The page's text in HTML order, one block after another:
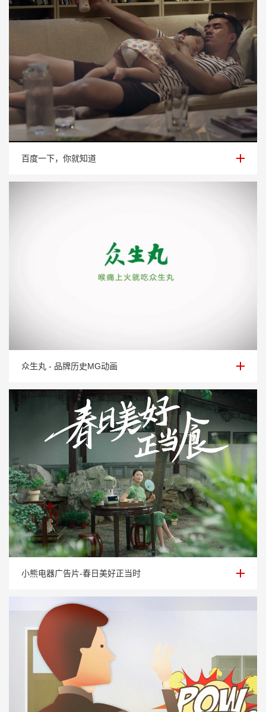
百度一下，你就知道
百度一下，你就知道
众生丸 - 品牌历史MG动画
众生丸 - 品牌历史MG动画
小熊电器广告片-春日美好正当时
小熊电器广告片-春日美好正当时